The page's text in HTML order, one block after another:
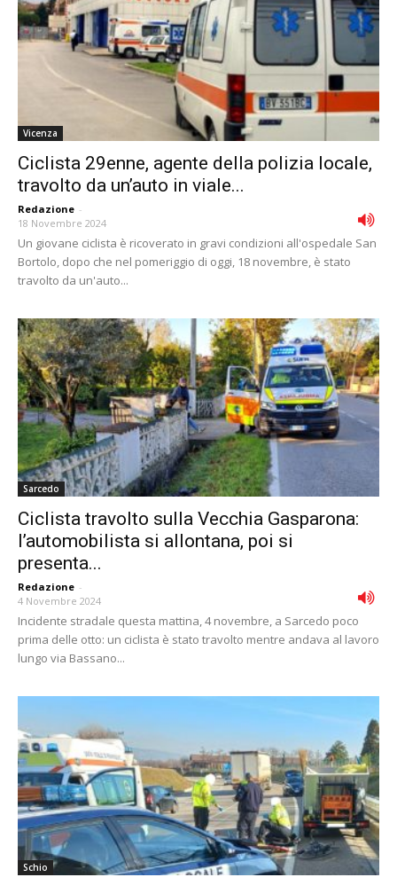
Vicenza
Ciclista 29enne, agente della polizia locale,
travolto da un’auto in viale...
Redazione -
18 Novembre 2024
Un giovane ciclista è ricoverato in gravi condizioni all'ospedale San
Bortolo, dopo che nel pomeriggio di oggi, 18 novembre, è stato
travolto da un'auto...
Sarcedo
Ciclista travolto sulla Vecchia Gasparona:
l’automobilista si allontana, poi si
presenta...
Redazione -
4 Novembre 2024
Incidente stradale questa mattina, 4 novembre, a Sarcedo poco
prima delle otto: un ciclista è stato travolto mentre andava al lavoro
lungo via Bassano...
Schio